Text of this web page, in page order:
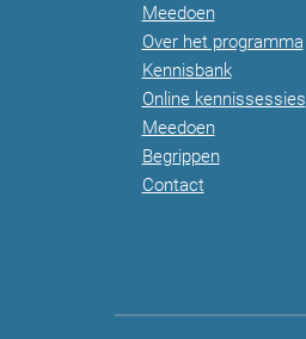
Meedoen
Over het programma
Kennisbank
Online kennissessies
Meedoen
Begrippen
Contact